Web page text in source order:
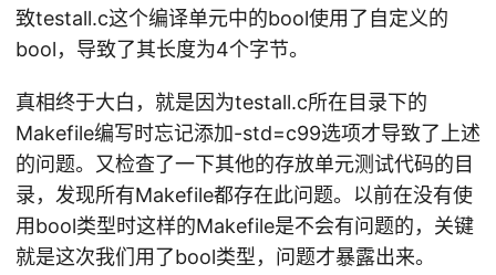
致testall.c这个编译单元中的bool使用了自定义的
bool，导致了其长度为4个字节。
真相终于大白，就是因为testall.c所在目录下的
Makefile编写时忘记添加-std=c99选项才导致了上述
的问题。又检查了一下其他的存放单元测试代码的目
录，发现所有Makefile都存在此问题。以前在没有使
用bool类型时这样的Makefile是不会有问题的，关键
就是这次我们用了bool类型，问题才暴露出来。